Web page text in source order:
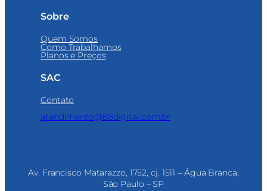
Sobre
Quem Somos
Como Trabalhamos
Planos e Preços
SAC
Contato
atendimento@88digital.com.br
Av. Francisco Matarazzo, 1752, cj. 1511 – Água Branca,
São Paulo – SP